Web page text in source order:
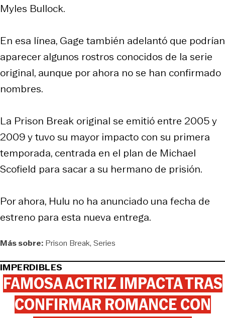
Myles Bullock.
En esa línea, Gage también adelantó que podrían
aparecer algunos rostros conocidos de la serie
original, aunque por ahora no se han confirmado
nombres.
La Prison Break original se emitió entre 2005 y
2009 y tuvo su mayor impacto con su primera
temporada, centrada en el plan de Michael
Scofield para sacar a su hermano de prisión.
Por ahora, Hulu no ha anunciado una fecha de
estreno para esta nueva entrega.
Más sobre: Prison Break Series
IMPERDIBLES
FAMOSA ACTRIZ IMPACTA TRAS
CONFIRMAR ROMANCE CON